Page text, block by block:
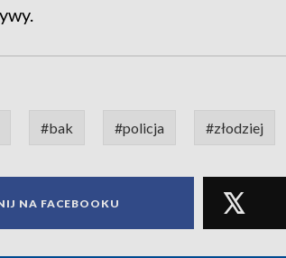
#bak #policja #złodziej
NA FACEBOOKU